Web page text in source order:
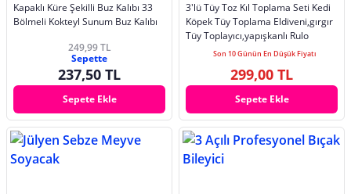
Kapaklı Küre Şekilli Buz Kalıbı 33
Bölmeli Kokteyl Sunum Buz Kalıbı
249,99 TL
Sepette
237,50 TL
Sepete Ekle
3'lü Tüy Toz Kıl Toplama Seti Kedi
Köpek Tüy Toplama Eldiveni,gırgır
Tüy Toplayıcı,yapışkanlı Rulo
Son 10 Günün En Düşük Fiyatı
299,00 TL
Sepete Ekle